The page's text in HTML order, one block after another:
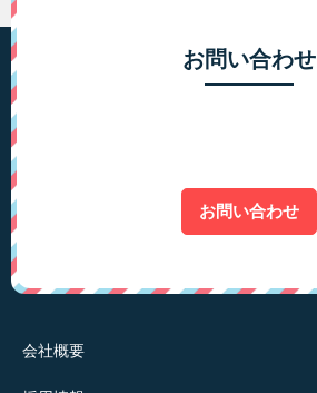
お問い合わせ
お問い合わせ
会社概要